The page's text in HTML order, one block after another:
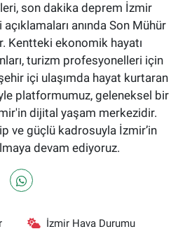
son dakika deprem İzmir
anında Son Mühür
Kentteki ekonomik hayatı
turizm profesyonelleri için
içi ulaşımda hayat kurtaran
platformumuz, geleneksel bir
dijital yaşam merkezidir.
ve güçlü kadrosuyla İzmir’in
devam ediyoruz.
İzmir Hava Durumu